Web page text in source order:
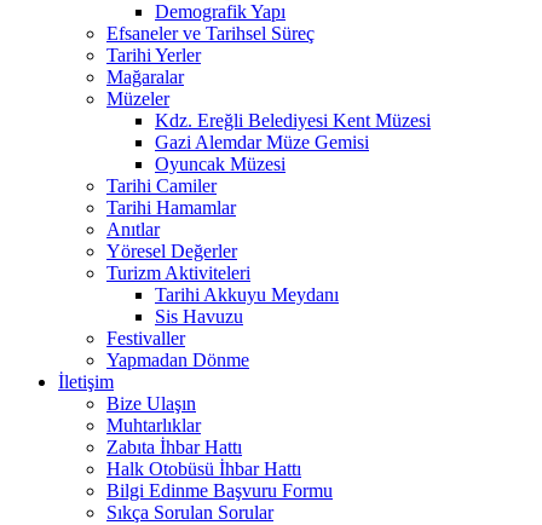
Demografik Yapı
Efsaneler ve Tarihsel Süreç
Tarihi Yerler
Mağaralar
Müzeler
Kdz. Ereğli Belediyesi Kent Müzesi
Gazi Alemdar Müze Gemisi
Oyuncak Müzesi
Tarihi Camiler
Tarihi Hamamlar
Anıtlar
Yöresel Değerler
Turizm Aktiviteleri
Tarihi Akkuyu Meydanı
Sis Havuzu
Festivaller
Yapmadan Dönme
İletişim
Bize Ulaşın
Muhtarlıklar
Zabıta İhbar Hattı
Halk Otobüsü İhbar Hattı
Bilgi Edinme Başvuru Formu
Sıkça Sorulan Sorular